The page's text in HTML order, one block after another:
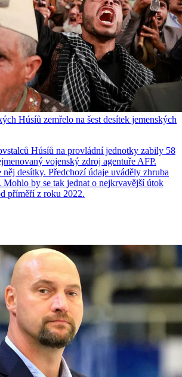
Húsíů zemřelo na šest desítek jemenských
Húsíů na provládní jednotky zabily 58
vojenský zdroj agentuře AFP.
desítky. Předchozí údaje uváděly zhruba
by se tak jednat o nejkrvavější útok
příměří z roku 2022.